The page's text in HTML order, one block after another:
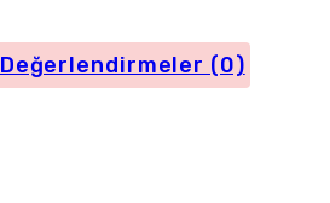
Değerlendirmeler (0)